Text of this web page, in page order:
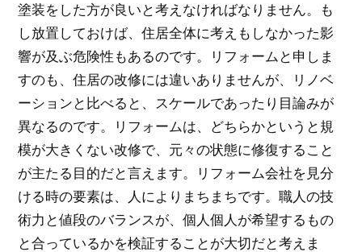
塗装をした方が良いと考えなければなりません。も
し放置しておけば、住居全体に考えもしなかった影
響が及ぶ危険性もあるのです。リフォームと申しま
すのも、住居の改修には違いありませんが、リノベ
ーションと比べると、スケールであったり目論みが
異なるのです。リフォームは、どちらかというと規
模が大きくない改修で、元々の状態に修復すること
が主たる目的だと言えます。リフォーム会社を見分
ける時の要素は、人によりまちまちです。職人の技
術力と値段のバランスが、個人個人が希望するもの
と合っているかを検証することが大切だと考えま